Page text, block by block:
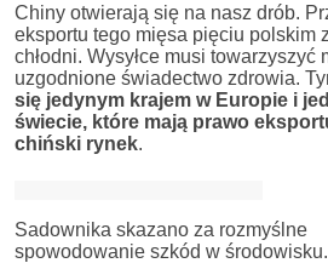
Chiny otwierają się na nasz drób.
eksportu tego mięsa pięciu polskim
chłodni. Wysyłce musi towarzyszyć
uzgodnione świadectwo zdrowia.
się jedynym krajem w Europie i
świecie, które mają prawo
chiński rynek.
Sadownika skazano za rozmyślne
spowodowanie szkód w środowisku.